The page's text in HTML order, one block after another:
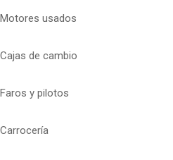
Motores usados
Cajas de cambio
Faros y pilotos
Carrocería